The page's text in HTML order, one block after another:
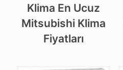
Klima En Ucuz
Mitsubishi Klima
Fiyatları